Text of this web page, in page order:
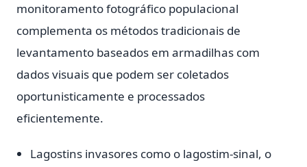
monitoramento fotográfico populacional
complementa os métodos tradicionais de
levantamento baseados em armadilhas com
dados visuais que podem ser coletados
oportunisticamente e processados
eficientemente.
Lagostins invasores como o lagostim-sinal, o